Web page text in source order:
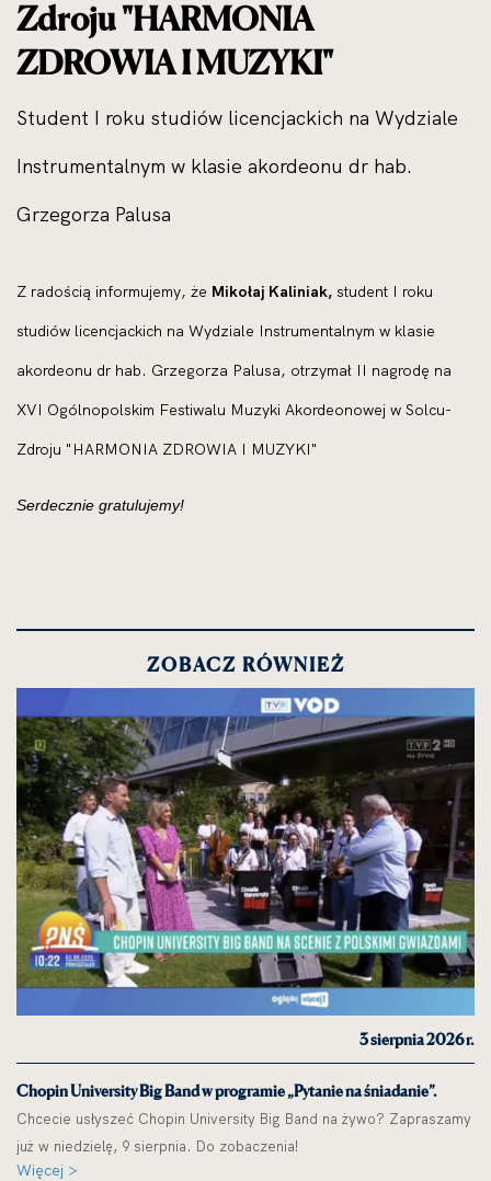
Zdroju "HARMONIA
ZDROWIA I MUZYKI"
Student I roku studiów licencjackich na Wydziale
Instrumentalnym w klasie akordeonu dr hab.
Grzegorza Palusa
Z radością informujemy, że Mikołaj Kaliniak, student I roku
studiów licencjackich na Wydziale Instrumentalnym w klasie
akordeonu dr hab. Grzegorza Palusa, otrzymał II nagrodę na
XVI Ogólnopolskim Festiwalu Muzyki Akordeonowej w Solcu-
Zdroju "HARMONIA ZDROWIA I MUZYKI"
Serdecznie gratulujemy!
ZOBACZ RÓWNIEŻ
3 sierpnia 2026 r.
Chopin University Big Band w programie „Pytanie na śniadanie”.
Chcecie usłyszeć Chopin University Big Band na żywo? Zapraszamy
już w niedzielę, 9 sierpnia. Do zobaczenia!
Więcej >